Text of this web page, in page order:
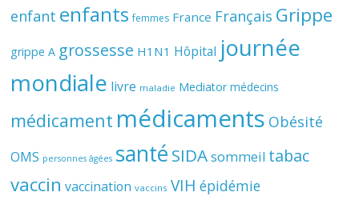
enfant enfants femmes France Français Grippe
grippe A grossesse H1N1 Hôpital journée
mondiale livre maladie Mediator médecins
médicament médicaments Obésité
OMS personnes âgées santé SIDAsommeil tabac
vaccin vaccination vaccins VIH épidémie